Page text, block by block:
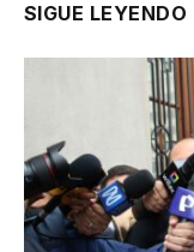
SIGUE LEYENDO